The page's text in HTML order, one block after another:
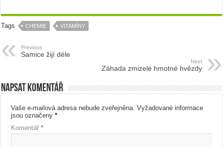
Tags CHEMIE VITAMÍNY
Previous
Samice žijí déle
Next
Záhada zmizelé hmotné hvězdy
Napsat komentář
Vaše e-mailová adresa nebude zveřejněna. Vyžadované informace
jsou označeny*
Komentář*